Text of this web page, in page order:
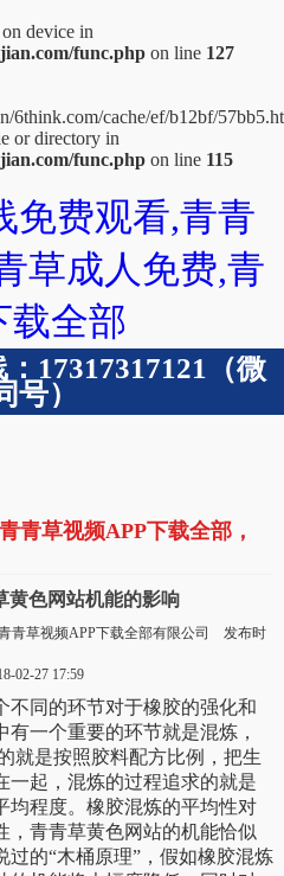
device in
func.php on line 127
6think.com/cache/ef/b12bf/
or directory in
func.php on line 115
免费观看,青青
草成人免费,青
载全部
17317317121（微
号）
青草视频APP下载全部，
黄色网站机能的影响
青草视频APP下载全部有限公司 发布时
02-27 17:59
同的环节对于橡胶的强化和
一个重要的环节就是混炼，
就是按照胶料配方比例，把生
一起，混炼的过程追求的就是
均程度。橡胶混炼的平均性对
，青青草黄色网站的机能恰似
的“木桶原理”，假如橡胶混炼